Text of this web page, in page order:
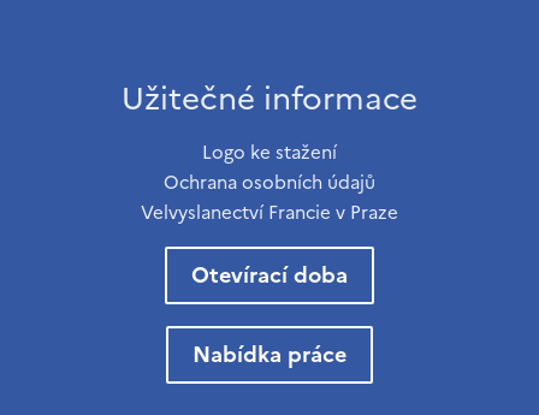
Užitečné informace
Logo ke stažení
Ochrana osobních údajů
Velvyslanectví Francie v Praze
Otevírací doba
Nabídka práce